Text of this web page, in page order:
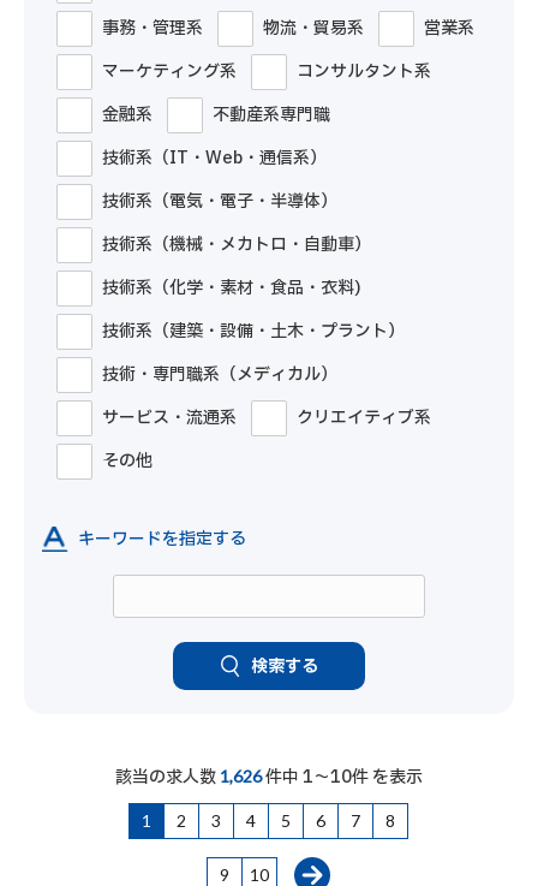
事務・管理系
物流・貿易系
営業系
マーケティング系
コンサルタント系
金融系
不動産系専門職
技術系（IT・Web・通信系）
技術系（電気・電子・半導体）
技術系（機械・メカトロ・自動車）
技術系（化学・素材・食品・衣料)
技術系（建築・設備・土木・プラント）
技術・専門職系（メディカル）
サービス・流通系
クリエイティブ系
その他
キーワードを指定する
検索する
該当の求人数 1,626件中 1～10件 を表示
1 2 3 4 5 6 7 8
9 10